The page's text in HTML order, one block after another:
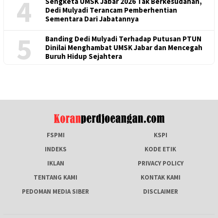
4
Dedi Mulyadi Terancam Pemberhentian
Sementara Dari Jabatannya
5
Banding Dedi Mulyadi Terhadap Putusan PTUN
Dinilai Menghambat UMSK Jabar dan Mencegah
Buruh Hidup Sejahtera
FSPMI
KSPI
INDEKS
KODE ETIK
IKLAN
PRIVACY POLICY
TENTANG KAMI
KONTAK KAMI
PEDOMAN MEDIA SIBER
DISCLAIMER